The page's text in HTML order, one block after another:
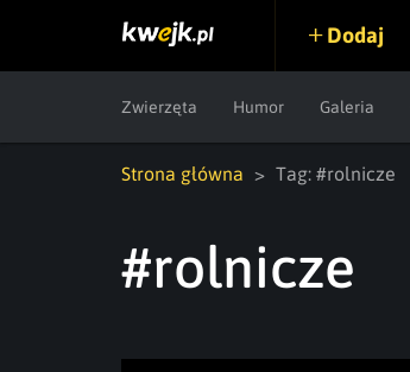
Dodaj
Zwierzęta Humor Galeria
Strona główna Tag: #rolnicze
#rolnicze